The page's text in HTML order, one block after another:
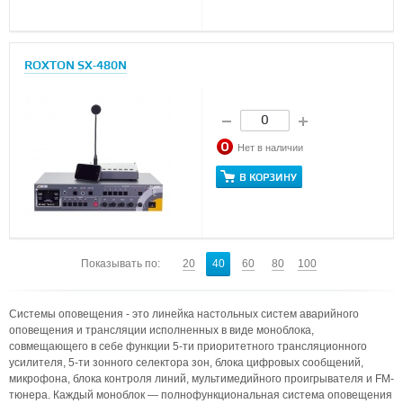
ROXTON SX-480N
Нет в наличии
В КОРЗИНУ
Показывать по: 20 40 60 80 100
Системы оповещения - это линейка настольных систем аварийного
оповещения и трансляции исполненных в виде моноблока,
совмещающего в себе функции 5-ти приоритетного трансляционного
усилителя, 5-ти зонного селектора зон, блока цифровых сообщений,
микрофона, блока контроля линий, мультимедийного проигрывателя и FM-
тюнера. Каждый моноблок — полнофункциональная система оповещения